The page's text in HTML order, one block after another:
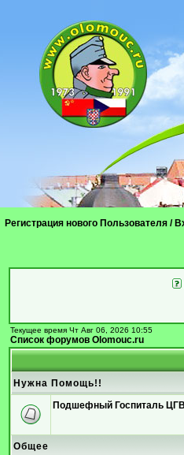
Регистрация нового Пользователя /
Текущее время Чт Авг 06, 2026 10:55
Список форумов Olomouc.ru
Нужна Помощь!!
Подшефный Госпиталь ЦГВ
Общее